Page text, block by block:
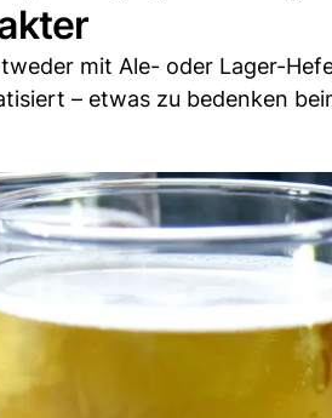
mit Ale- oder Lager-
– etwas zu bedenken